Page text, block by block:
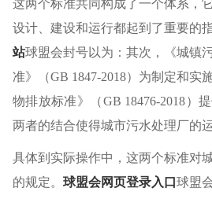
这两个标准共同构成了一个体系，
设计、建设和运行都起到了重要的
站球盟会封号以为：其次，《城镇
准》（GB 1847-2018）为制定和实
物排放标准》（GB 18476-2018）
两者的结合使得城市污水处理厂的
具体到实际操作中，这两个标准对
的规定。 球盟会网页登录入口球盟